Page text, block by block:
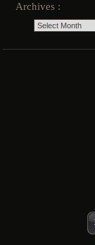
Archives :